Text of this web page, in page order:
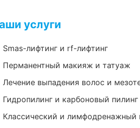
услуги
Smas-лифтинг и rf-лифтинг
Перманентный макияж и татуаж
Лечение выпадения волос и
Гидропилинг и карбоновый пилинг
Классический и лимфодренажный